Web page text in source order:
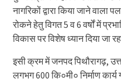
नागरिकों द्वारा किया जाने वाला
रोकने हेतु विगत 5 व 6 वर्षों में
विकास पर विशेष ध्यान दिया जा
इसी क्रम में जनपद पिथौरागढ़,
लगभग 600 कि०मी० निर्माण